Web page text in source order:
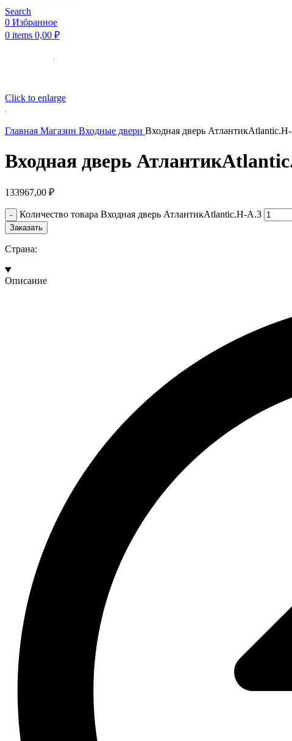
Search
0 Избранное
0 items 0,00 ₽
Click to enlarge
Главная Магазин Входные двери Входная дверь
Входная дверь
133967,00 ₽
Количество товара Входная дверь АтлантикAtlantic.H-A.3
Заказать
Страна:
Описание